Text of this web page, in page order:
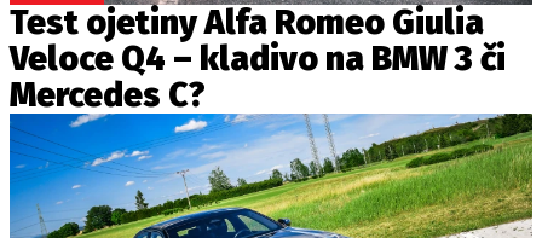
Test ojetiny Alfa Romeo Giulia
Veloce Q4 – kladivo na BMW 3 či
Mercedes C?